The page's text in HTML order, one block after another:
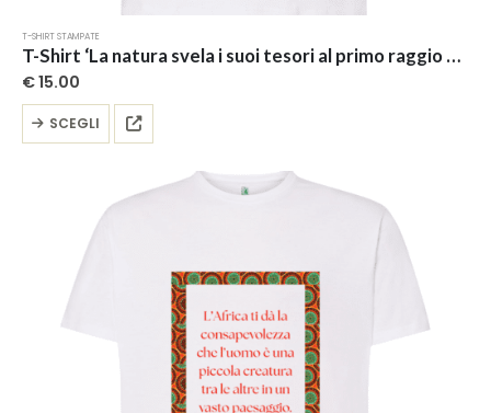
T-SHIRT STAMPATE
T-Shirt ‘La natura svela i suoi tesori al primo raggio dell’alba’ – Collezione ‘Afrosicilian’
€15.00
SCEGLI
Questo
possono
essere
scelte